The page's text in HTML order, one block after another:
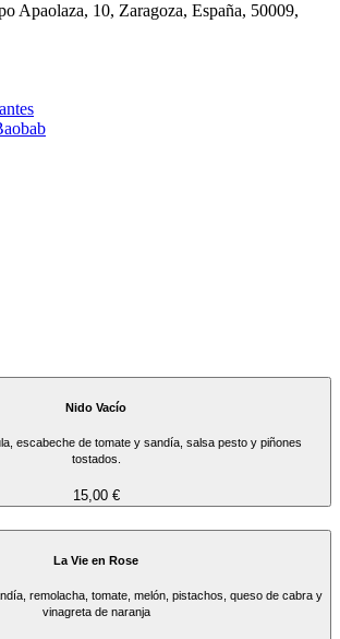
Apaolaza, 10, Zaragoza, España, 50009,
Nido Vacío
escabeche de tomate y sandía, salsa pesto y piñones
tostados.
15,00 €
La Vie en Rose
remolacha, tomate, melón, pistachos, queso de cabra y
vinagreta de naranja